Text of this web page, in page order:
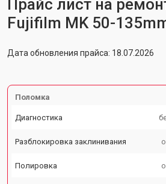
Прайс лист на
Fujifilm MK 50-
Дата обновления прайса: 18.07.2026
Поломка
Диагностика
Разблокировка заклинивания
Полировка